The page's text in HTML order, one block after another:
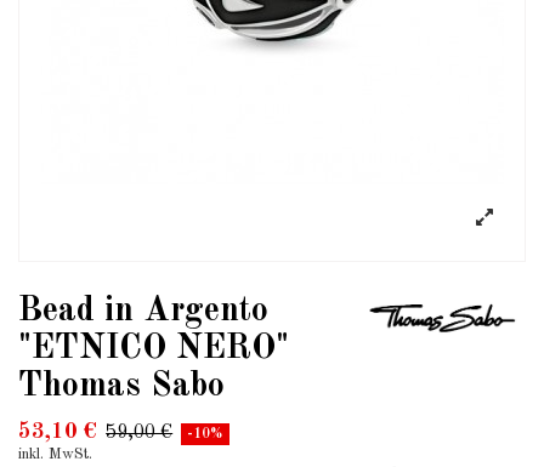
Bead in Argento
"ETNICO NERO"
Thomas Sabo
53,10 € 59,00 € -10%
inkl. MwSt.